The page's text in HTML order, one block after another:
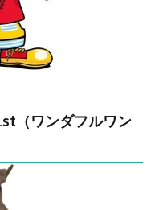
（ワンダフルワン